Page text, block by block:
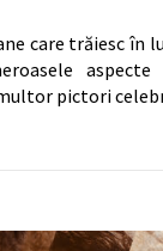
care trăiesc în
pictori